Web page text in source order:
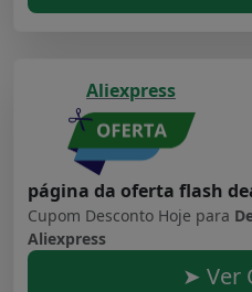
Aliexpress
página da oferta flash
Cupom Desconto Hoje para
Aliexpress
➤ Ver